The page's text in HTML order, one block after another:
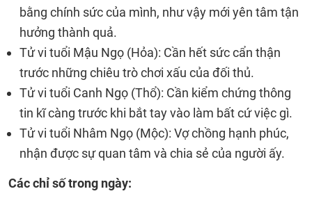
bằng chính sức của mình, như vậy mới yên tâm tận
hưởng thành quả.
Tử vi tuổi Mậu Ngọ (Hỏa): Cần hết sức cẩn thận
trước những chiêu trò chơi xấu của đối thủ.
Tử vi tuổi Canh Ngọ (Thổ): Cần kiểm chứng thông
tin kĩ càng trước khi bắt tay vào làm bất cứ việc gì.
Tử vi tuổi Nhâm Ngọ (Mộc): Vợ chồng hạnh phúc,
nhận được sự quan tâm và chia sẻ của người ấy.
Các chỉ số trong ngày: